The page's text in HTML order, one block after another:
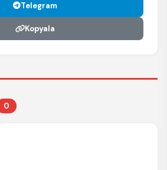
Telegram
Kopyala
0